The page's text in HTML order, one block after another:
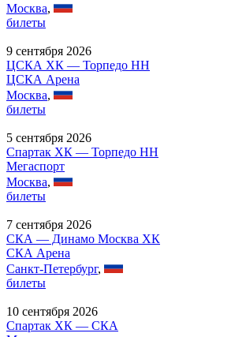
Москва,
билеты
9 сентября 2026
ЦСКА ХК — Торпедо НН
ЦСКА Арена
Москва,
билеты
5 сентября 2026
Спартак ХК — Торпедо НН
Мегаспорт
Москва,
билеты
7 сентября 2026
СКА — Динамо Москва ХК
СКА Арена
Санкт-Петербург,
билеты
10 сентября 2026
Спартак ХК — СКА